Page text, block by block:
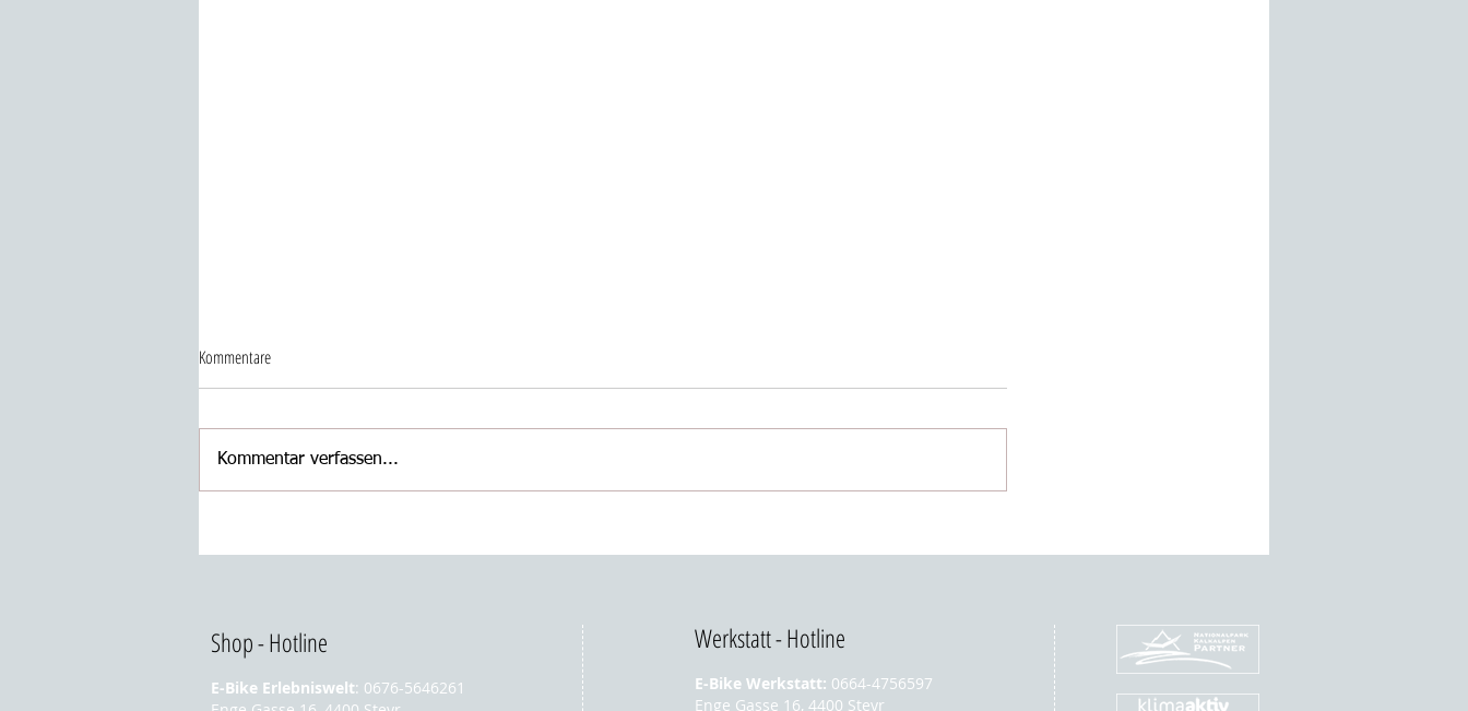
HAMMERPREIS UM NUR € 3500,-
AVINOX
Kommentare
Kommentar verfassen...
Shop - Hotline
E-Bike Erlebniswelt: 0676-5646261
Werkstatt - Hotline
E-Bike Werkstatt: 0664-4756597
Enge Gasse 16, 4400 Steyr